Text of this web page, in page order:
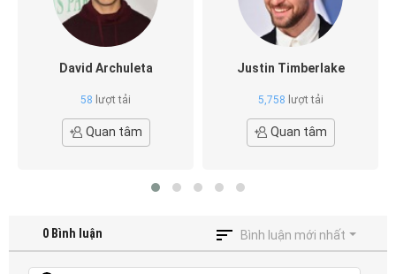
David Archuleta
58 lượt tải
Quan tâm
Justin Timberlake
5,758 lượt tải
Quan tâm
0 Bình luận Bình luận mới nhất